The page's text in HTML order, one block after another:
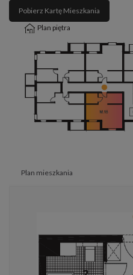
Pobierz Kartę Mieszkania
Plan piętra
Plan mieszkania